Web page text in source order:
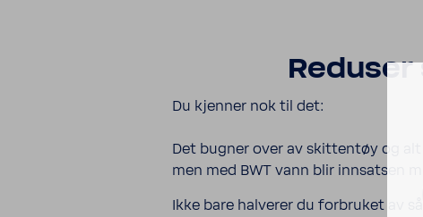
Du kjenner nok til det:
Det bugner over av skittentøy og
men med BWT vann blir innsatsen
Ikke bare halverer du forbruket av